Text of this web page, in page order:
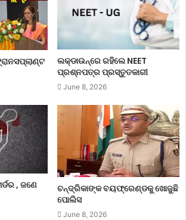
ଲକ୍‌ଡାଉନ୍‌ରେ ରହିଲେ NEET
ପ୍ରଶ୍ନପତ୍ର ପ୍ରସ୍ତୁତକାରୀ
June 8, 2026
, ଜଣେ
ଚନ୍ଦ୍ରିକାଙ୍କ ବୟଫ୍ରେଣ୍ଡକୁ ଖୋଜୁଛି
ପୋଲିସ
June 8, 2026